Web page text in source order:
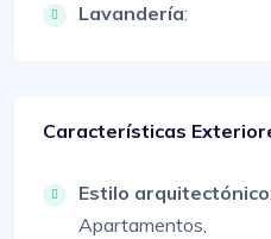
Lavandería:
Características
Estilo arquitectónico:
Apartamentos,